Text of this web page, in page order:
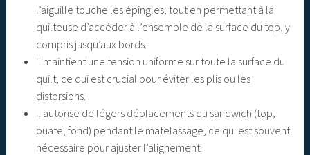
l’aiguille touche les épingles, tout en permettant à la
quilteuse d’accéder à l’ensemble de la surface du top, y
compris jusqu’aux bords.
Il maintient une tension uniforme sur toute la surface du
quilt, ce qui est crucial pour éviter les plis ou les
distorsions.
Il autorise de légers déplacements du sandwich (top,
ouate, fond) pendant le matelassage, ce qui est souvent
nécessaire pour ajuster l’alignement.